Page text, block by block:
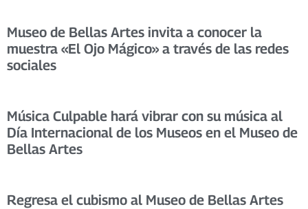
Museo de Bellas Artes invita a conocer la
muestra «El Ojo Mágico» a través de las redes
sociales
Música Culpable hará vibrar con su música al
Día Internacional de los Museos en el Museo de
Bellas Artes
Regresa el cubismo al Museo de Bellas Artes